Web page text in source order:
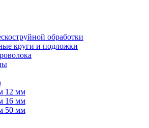
обработки
круги и подложки
12 мм
16 мм
50 мм